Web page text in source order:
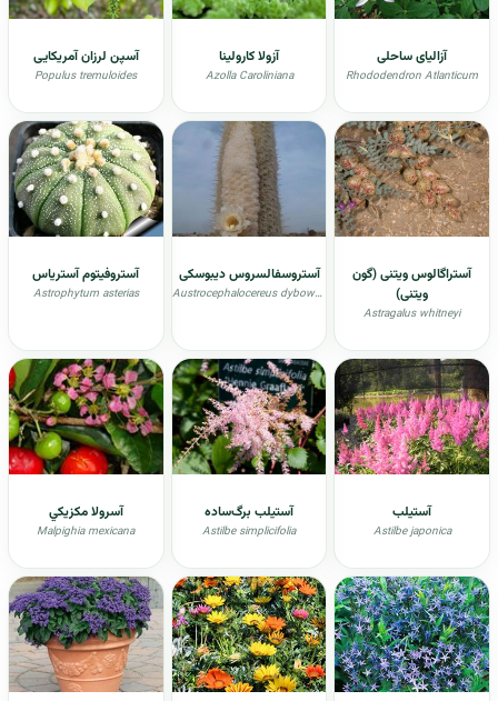
آزالیای ساحلی
Rhododendron Atlanticum
آزولا کارولینا
Azolla Caroliniana
آسپن لرزان آمریکایی
Populus tremuloides
آستراگالوس ویتنی (گون
ویتنی)
Astragalus whitneyi
آستروسفالسروس دیبوسکی
Austrocephalocereus dybowskii
آستروفیتوم آستریاس
Astrophytum asterias
آستیلب
Astilbe japonica
آستیلب برگ‌ساده
Astilbe simplicifolia
آسرولا مکزيکي
Malpighia mexicana